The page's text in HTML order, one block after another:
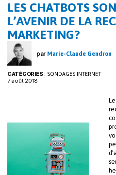
LES CHATBOTS
L’AVENIR DE LA
MARKETING?
par Marie-Claude Gendron
CATÉGORIES: SONDAGES INTERNET
7 août 2018